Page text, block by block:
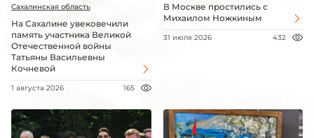
Сахалинская область
На Сахалине увековечили
память участника Великой
Отечественной войны
Татьяны Васильевны
Кочневой
1 августа 2026 165
В Москве простились с
Михаилом Ножкиным
31 июля 2026 432